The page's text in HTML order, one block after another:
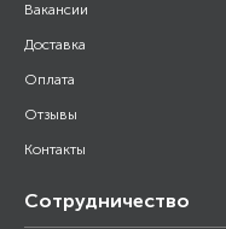
Вакансии
Доставка
Оплата
Отзывы
Контакты
Сотрудничество